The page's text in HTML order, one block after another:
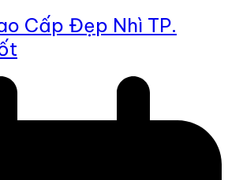
Cấp Đẹp Nhì TP.